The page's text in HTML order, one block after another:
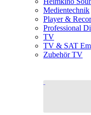
Medientechnik
Player &
Professional
TV
TV & SAT
Zubehör TV